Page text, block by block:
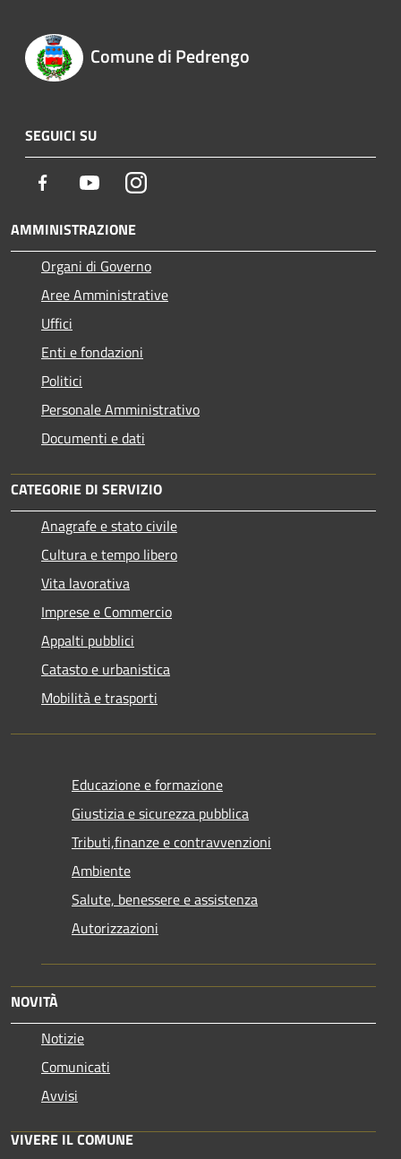
Comune di Pedrengo
SEGUICI SU
Facebook YoutubeInstagram
AMMINISTRAZIONE
Organi di Governo
Aree Amministrative
Uffici
Enti e fondazioni
Politici
Personale Amministrativo
Documenti e dati
CATEGORIE DI SERVIZIO
Anagrafe e stato civile
Cultura e tempo libero
Vita lavorativa
Imprese e Commercio
Appalti pubblici
Catasto e urbanistica
Mobilità e trasporti
Educazione e formazione
Giustizia e sicurezza pubblica
Tributi,finanze e contravvenzioni
Ambiente
Salute, benessere e assistenza
Autorizzazioni
NOVITÀ
Notizie
Comunicati
Avvisi
VIVERE IL COMUNE